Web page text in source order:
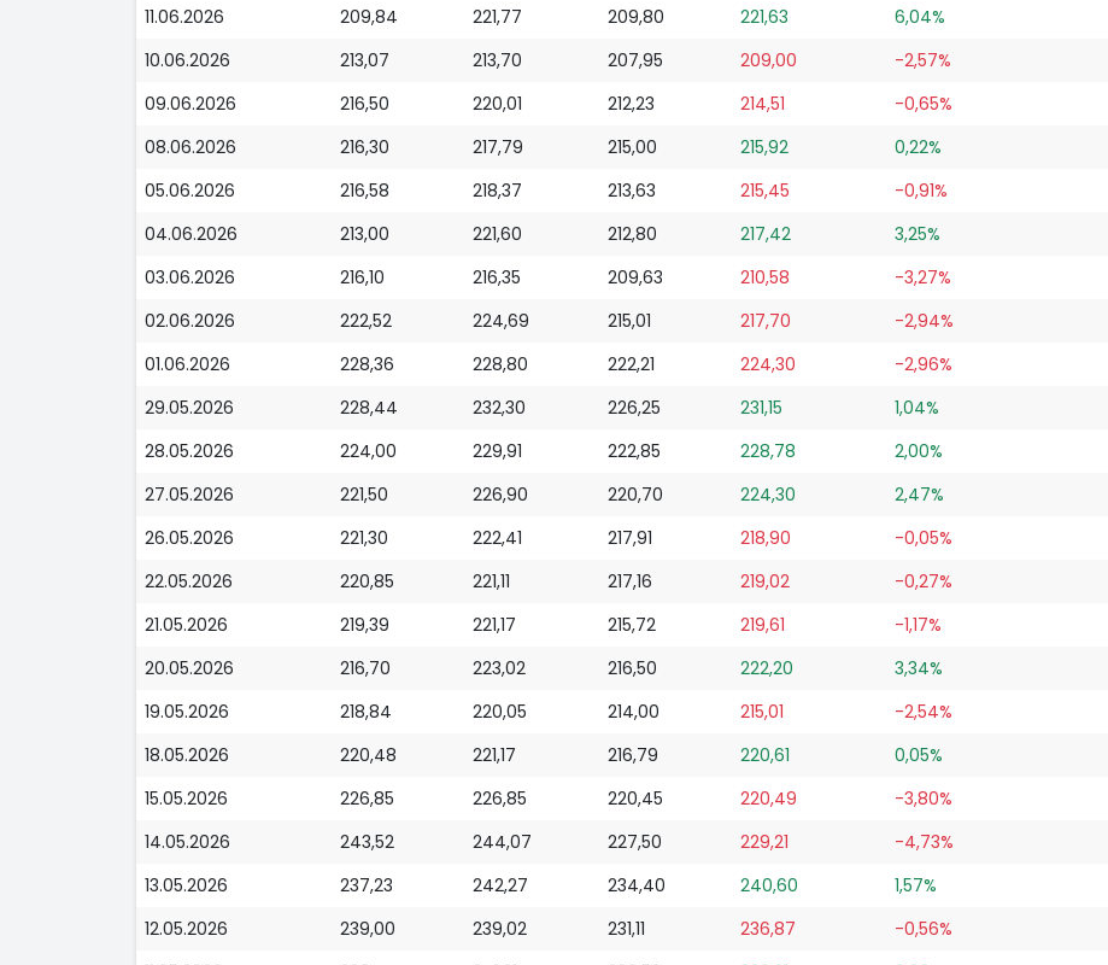
11.06.2026
209,84 221,77 209,80 221,63 6,04%
10.06.2026
213,07 213,70 207,95 209,00 -2,57%
09.06.2026
216,50 220,01 212,23 214,51 -0,65%
08.06.2026
216,30 217,79 215,00 215,92 0,22%
05.06.2026
216,58 218,37 213,63 215,45 -0,91%
04.06.2026
213,00 221,60 212,80 217,42 3,25%
03.06.2026
216,10 216,35 209,63 210,58 -3,27%
02.06.2026
222,52 224,69 215,01 217,70 -2,94%
01.06.2026
228,36 228,80 222,21 224,30 -2,96%
29.05.2026
228,44 232,30 226,25 231,15 1,04%
28.05.2026
224,00 229,91 222,85 228,78 2,00%
27.05.2026
221,50 226,90 220,70 224,30 2,47%
26.05.2026
221,30 222,41 217,91 218,90 -0,05%
22.05.2026
220,85 221,11 217,16 219,02 -0,27%
21.05.2026
219,39 221,17 215,72 219,61 -1,17%
20.05.2026
216,70 223,02 216,50 222,20 3,34%
19.05.2026
218,84 220,05 214,00 215,01 -2,54%
18.05.2026
220,48 221,17 216,79 220,61 0,05%
15.05.2026
226,85 226,85 220,45 220,49 -3,80%
14.05.2026
243,52 244,07 227,50 229,21 -4,73%
13.05.2026
237,23 242,27 234,40 240,60 1,57%
12.05.2026
239,00 239,02 231,11 236,87 -0,56%